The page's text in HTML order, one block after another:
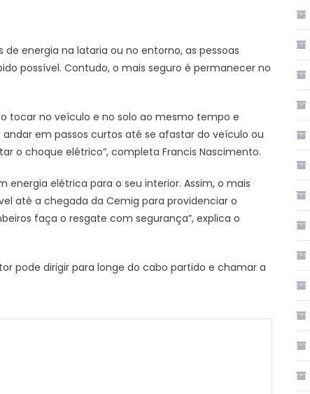
energia na lataria ou no entorno, as pessoas
possível. Contudo, o mais seguro é permanecer no
tocar no veículo e no solo ao mesmo tempo e
em passos curtos até se afastar do veículo ou
o choque elétrico”, completa Francis Nascimento.
elétrica para o seu interior. Assim, o mais
até a chegada da Cemig para providenciar o
faça o resgate com segurança”, explica o
pode dirigir para longe do cabo partido e chamar a